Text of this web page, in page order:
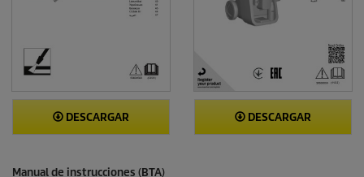
DESCARGAR DESCARGAR
Manual de instrucciones (BTA)